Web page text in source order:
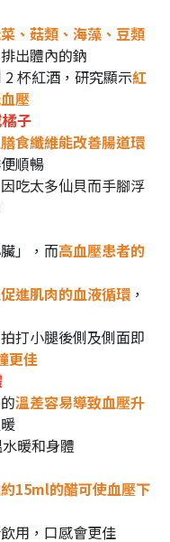
、菇類、海藻、豆類
出體內的鈉
杯紅酒，研究顯示紅
壓
子
食纖維能改善腸道環
順暢
吃太多仙貝而手腳浮
」，而高血壓患者的
促進肌肉的血液循環 ，
打小腿後側及側面即
更佳
溫差容易導致血壓升
暖和身體
15ml的醋可使血壓下
用，口感會更佳